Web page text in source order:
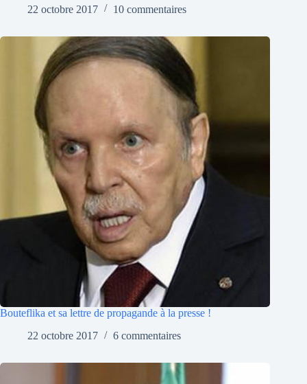
22 octobre 2017
10 commentaires
Bouteflika et sa lettre de propagande à la presse !
22 octobre 2017
6 commentaires